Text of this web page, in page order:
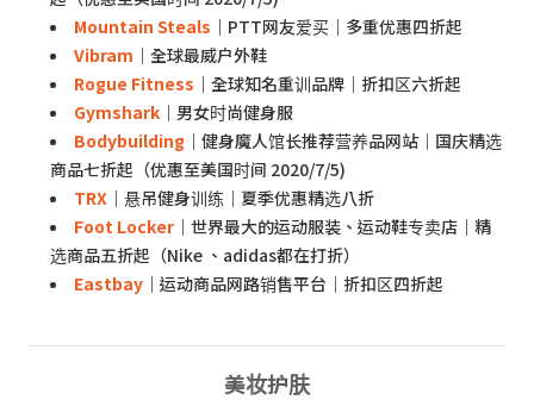
Mountain Steals ｜PTT网友爱买｜多重优惠四折起
Vibram ｜全球最威户外鞋
Rogue Fitness ｜全球知名重训品牌｜折扣区六折起
Gymshark ｜男女时尚健身服
Bodybuilding ｜健身魔人馆长推荐营养品网站｜国庆精选
商品七折起（优惠至美国时间 2020/7/5)
TRX ｜悬吊健身训练｜夏季优惠精选八折
Foot Locker ｜世界最大的运动服装、运动鞋专卖店｜精
选商品五折起（Nike 、adidas都在打折）
Eastbay ｜运动商品网路销售平台｜折扣区四折起
美妆护肤